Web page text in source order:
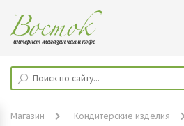
Магазин Кондитерские изделия